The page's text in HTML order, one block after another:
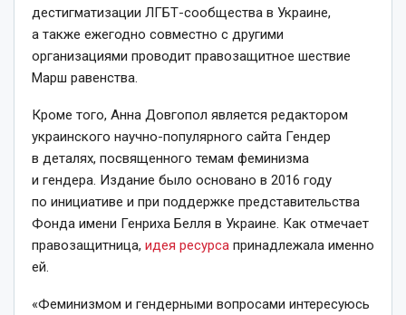
дестигматизации ЛГБТ-сообщества в Украине,
а также ежегодно совместно с другими
организациями проводит правозащитное шествие
Марш равенства.
Кроме того, Анна Довгопол является редактором
украинского научно-популярного сайта Гендер
в деталях, посвященного темам феминизма
и гендера. Издание было основано в 2016 году
по инициативе и при поддержке представительства
Фонда имени Генриха Белля в Украине. Как отмечает
правозащитница, идея ресурса принадлежала именно
ей.
«Феминизмом и гендерными вопросами интересуюсь